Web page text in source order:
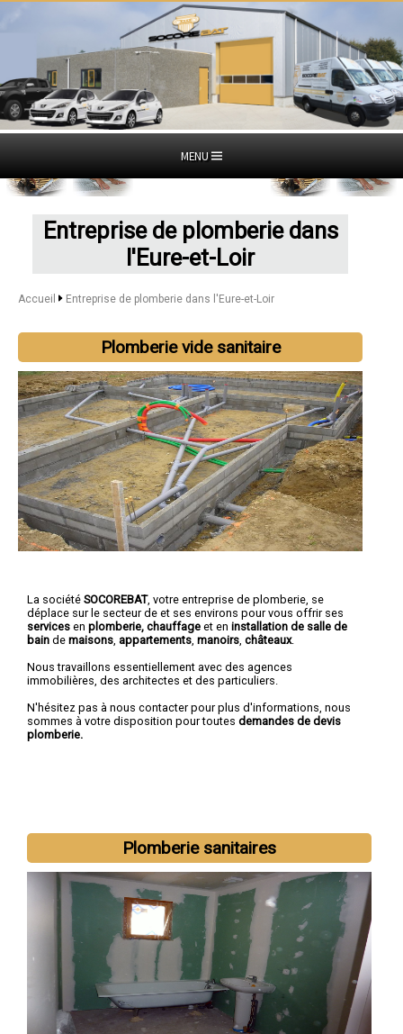
MENU
Entreprise de plomberie dans
l'Eure-et-Loir
Accueil Entreprise de plomberie dans l'Eure-et-Loir
Plomberie vide sanitaire
La société SOCOREBAT, votre entreprise de plomberie , se
déplace sur le secteur de et ses environs pour vous offrir ses
services en plomberie, chauffage et en installation de salle de
bain de maisons appartements manoirs châteaux.
Nous travaillons essentiellement avec des agences
immobilières, des architectes et des particuliers.
N'hésitez pas à nous contacter pour plus d'informations, nous
sommes à votre disposition pour toutes demandes de devis
plomberie.
Plomberie sanitaires